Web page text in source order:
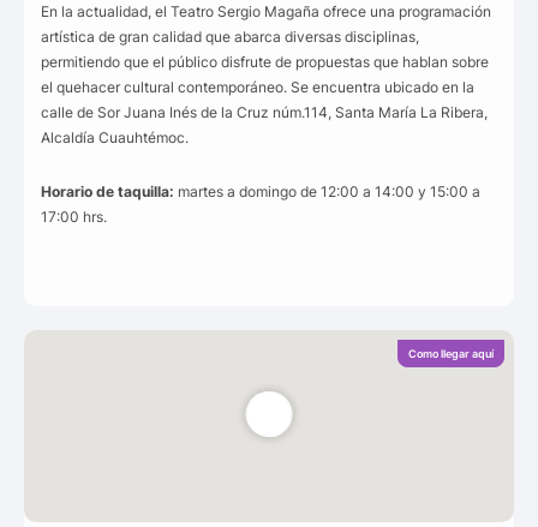
En la actualidad, el Teatro Sergio Magaña ofrece una programación
artística de gran calidad que abarca diversas disciplinas,
permitiendo que el público disfrute de propuestas que hablan sobre
el quehacer cultural contemporáneo. Se encuentra ubicado en la
calle de Sor Juana Inés de la Cruz núm.114, Santa María La Ribera,
Alcaldía Cuauhtémoc.
Horario de taquilla: martes a domingo de 12:00 a 14:00 y 15:00 a
17:00 hrs.
Como llegar aquí